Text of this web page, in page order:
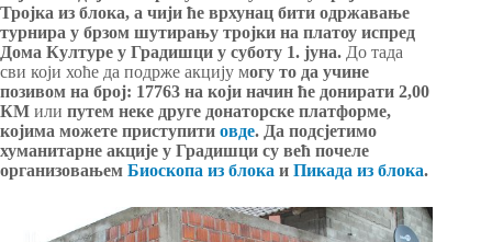
Тројка из блока, а чији ће врхунац бити одржавање
турнира у брзом шутирању тројки на платоу испред
Дома Културе у Градишци у суботу 1. јуна. До тада
сви који хоће да подрже акцију могу то да учине
позивом на број: 17763 на који начин ће донирати 2,00
КМ или путем неке друге донаторске платформе,
којима можете приступити овде. Да подсјетимо
хуманитарне акције у Градишци су већ почеле
организовањем Биоскопа из блока и Пикада из блока.